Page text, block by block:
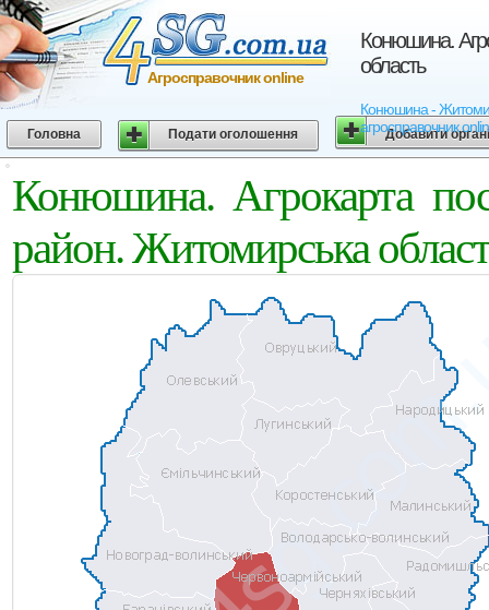
Конюшина.
область
Конюшина -
агросправочник
Агросправочник online
Головна Подати оголошення Добавити
Конюшина. Агрокарта
район. Житомирська